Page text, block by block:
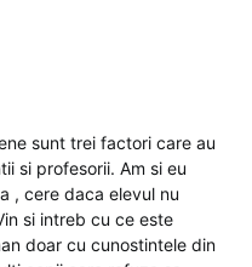
sunt trei factori care au
si profesorii. Am si eu
, cere daca elevul nu
si intreb cu ce este
doar cu cunostintele din